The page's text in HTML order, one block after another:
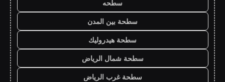
سطحه
سطحة بين المدن
سطحة هيدروليك
سطحة شمال الرياض
سطحة غرب الرياض